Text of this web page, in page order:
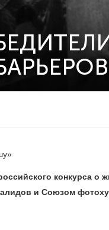
конкурса
и Союзом